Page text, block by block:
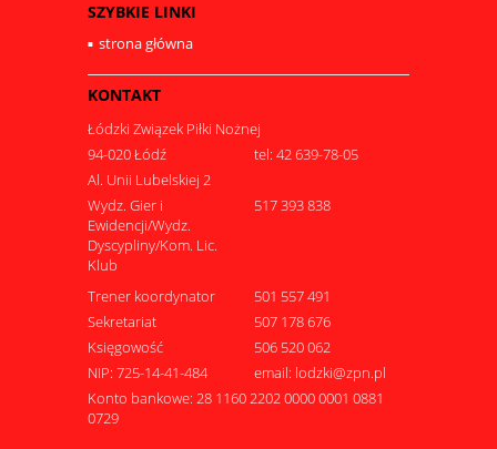
SZYBKIE LINKI
strona główna
KONTAKT
Łódzki Związek Piłki Nożnej
94-020 Łódź
tel: 42 639-78-05
Al. Unii Lubelskiej 2
Wydz. Gier i
Ewidencji/Wydz.
Dyscypliny/Kom. Lic.
Klub
517 393 838
Trener koordynator
501 557 491
Sekretariat
507 178 676
Księgowość
506 520 062
NIP: 725-14-41-484
email: lodzki@zpn.pl
Konto bankowe: 28 1160 2202 0000 0001 0881
0729